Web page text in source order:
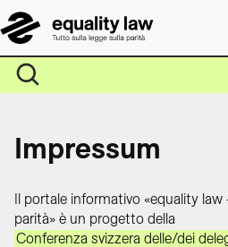
Impressum
Il portale informativo «equality
parità» è un progetto della
Conferenza svizzera delle/dei